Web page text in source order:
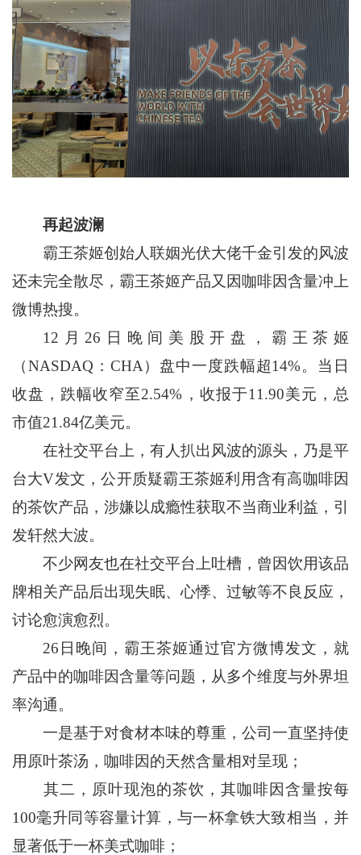
再起波澜
霸王茶姬创始人联姻光伏大佬千金引发的风波
还未完全散尽，霸王茶姬产品又因咖啡因含量冲上
微博热搜。
12月26日晚间美股开盘，霸王茶姬
（NASDAQ：CHA）盘中一度跌幅超14%。当日
收盘，跌幅收窄至2.54%，收报于11.90美元，总
市值21.84亿美元。
在社交平台上，有人扒出风波的源头，乃是平
台大V发文，公开质疑霸王茶姬利用含有高咖啡因
的茶饮产品，涉嫌以成瘾性获取不当商业利益，引
发轩然大波。
不少网友也在社交平台上吐槽，曾因饮用该品
牌相关产品后出现失眠、心悸、过敏等不良反应，
讨论愈演愈烈。
26日晚间，霸王茶姬通过官方微博发文，就
产品中的咖啡因含量等问题，从多个维度与外界坦
率沟通。
一是基于对食材本味的尊重，公司一直坚持使
用原叶茶汤，咖啡因的天然含量相对呈现；
其二，原叶现泡的茶饮，其咖啡因含量按每
100毫升同等容量计算，与一杯拿铁大致相当，并
显著低于一杯美式咖啡；